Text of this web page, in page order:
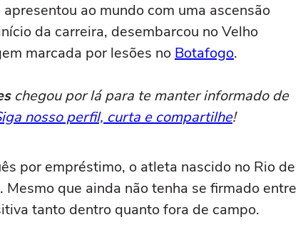
ao mundo com uma ascensão
da carreira, desembarcou no Velho
marcada por lesões no Botafogo.
chegou por lá para te manter informado de
nosso perfil, curta e compartilhe!
por empréstimo, o atleta nascido no Rio de
que ainda não tenha se firmado entre
tanto dentro quanto fora de campo.